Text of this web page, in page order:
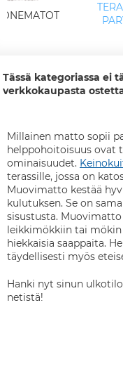
Tässä kategoriassa ei
verkkokaupasta
Millainen matto sopii
helppohoitoisuus ovat
ominaisuudet.
terassille, jossa on
Muovimatto kestää
kulutuksen. Se on
sisustusta.
leikkimökkiin tai
hiekkaisia saappaita.
täydellisesti myös
Hanki nyt sinun
netistä!